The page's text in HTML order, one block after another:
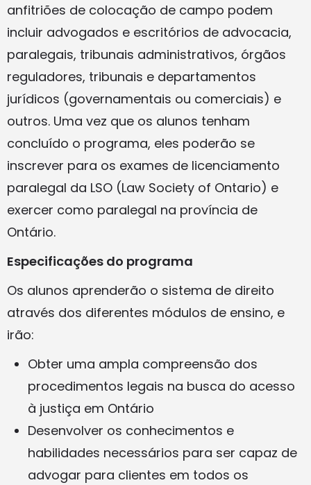
anfitriões de colocação de campo podem
incluir advogados e escritórios de advocacia,
paralegais, tribunais administrativos, órgãos
reguladores, tribunais e departamentos
jurídicos (governamentais ou comerciais) e
outros. Uma vez que os alunos tenham
concluído o programa, eles poderão se
inscrever para os exames de licenciamento
paralegal da LSO (Law Society of Ontario) e
exercer como paralegal na província de
Ontário.
Especificações do programa
Os alunos aprenderão o sistema de direito
através dos diferentes módulos de ensino, e
irão:
Obter uma ampla compreensão dos
procedimentos legais na busca do acesso
à justiça em Ontário
Desenvolver os conhecimentos e
habilidades necessários para ser capaz de
advogar para clientes em todos os